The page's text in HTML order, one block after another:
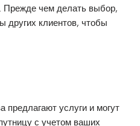
Прежде чем делать выбор,
других клиентов, чтобы
предлагают услуги и могут
с учетом ваших